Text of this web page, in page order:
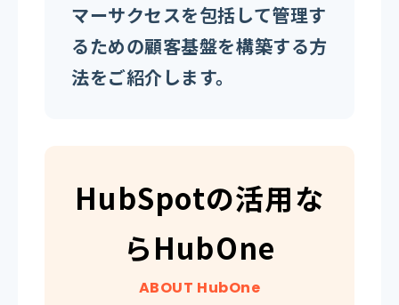
マーサクセスを包括して管理す
るための顧客基盤を構築する方
法をご紹介します。
HubSpotの活用な
らHubOne
ABOUT HubOne